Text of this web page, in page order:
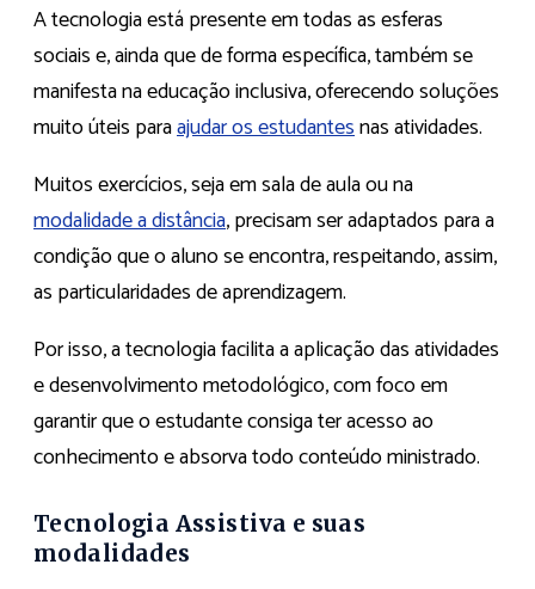
A tecnologia está presente em todas as esferas
sociais e, ainda que de forma específica, também se
manifesta na educação inclusiva, oferecendo soluções
muito úteis paraajudar os estudantesnas atividades.
Muitos exercícios, seja em sala de aula ou na
modalidade a distância, precisam ser adaptados para a
condição que o aluno se encontra, respeitando, assim,
as particularidades de aprendizagem.
Por isso, a tecnologia facilita a aplicação das atividades
e desenvolvimento metodológico, com foco em
garantir que o estudante consiga ter acesso ao
conhecimento e absorva todo conteúdo ministrado.
Tecnologia Assistiva e suas
modalidades